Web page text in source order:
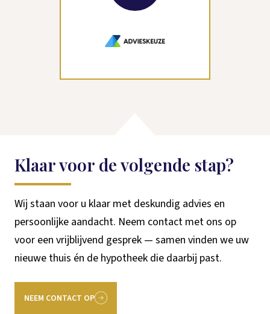
Klaar voor de volgende stap?
Wij staan voor u klaar met deskundig advies en
persoonlijke aandacht. Neem contact met ons op
voor een vrijblijvend gesprek — samen vinden we uw
nieuwe thuis én de hypotheek die daarbij past.
NEEM CONTACT OP